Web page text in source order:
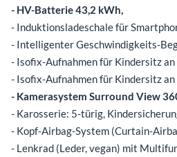
- HV-Batterie 43,2 kWh,
- Induktionsladeschale für
- Intelligenter Geschwindigkeits-
- Isofix-Aufnahmen für Kindersitz
- Isofix-Aufnahmen für Kindersitz an
- Kamerasystem Surround View
- Karosserie: 5-türig,
- Kopf-Airbag-System (Curtain-
- Lenkrad (Leder, vegan) mit